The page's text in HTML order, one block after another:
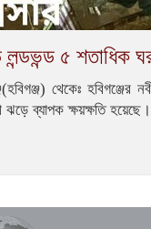
লন্ডভন্ড ৫ শতাধিক
থেকেঃ হবিগঞ্জের
ব্যাপক ক্ষয়ক্ষতি